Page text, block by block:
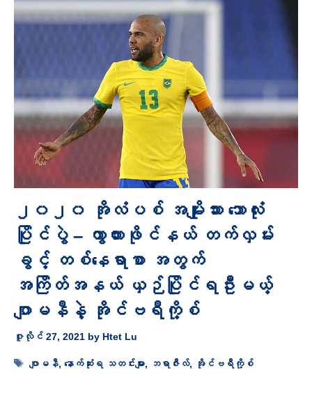
၂၀၂၀ အိုလံပစ် အမျိုးသား ဘောလုံး
ပြိုင်ပွဲ – ကွာတားဖိုင်နယ် တက်လှမ်း
ခွင့် တစ်နေရာစာ အတွက်
အကြိတ်အနယ် ယှဉ်ပြိုင်ရဦးမယ့်
ဂျာမနီနဲ့ အိုင်ဗရီကို့စ်
ဇူလိုင် 27, 2021 by Htet Lu
Tags
ဂျာမနီ,နောက်ဆုံးရ သတင်းများ, ဘရာဇီးလ်, အိုင်ဗရီကို့စ်